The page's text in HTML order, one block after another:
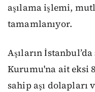
aşılama işlemi,
tamamlanıyor.
Aşıların İstanbul’da
Kurumu'na ait eksi
sahip aşı dolapları